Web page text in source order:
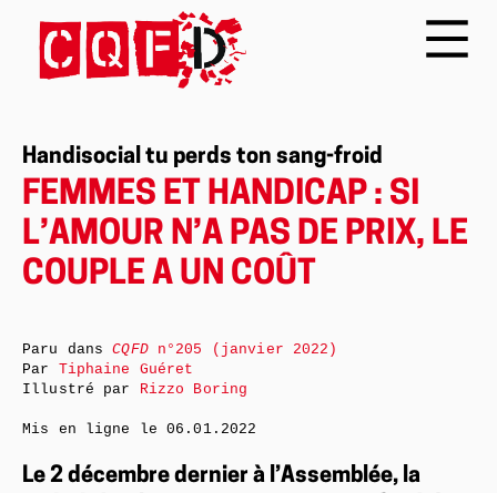
Handisocial tu perds ton sang-froid
FEMMES ET HANDICAP : SI
L’AMOUR N’A PAS DE PRIX, LE
COUPLE A UN COÛT
Le 2 décembre dernier à l’Assemblée, la
Paru dansCQFDn°205 (janvier 2022)
Par Tiphaine Guéret
Illustré par Rizzo Boring
Mis en ligne le06.01.2022